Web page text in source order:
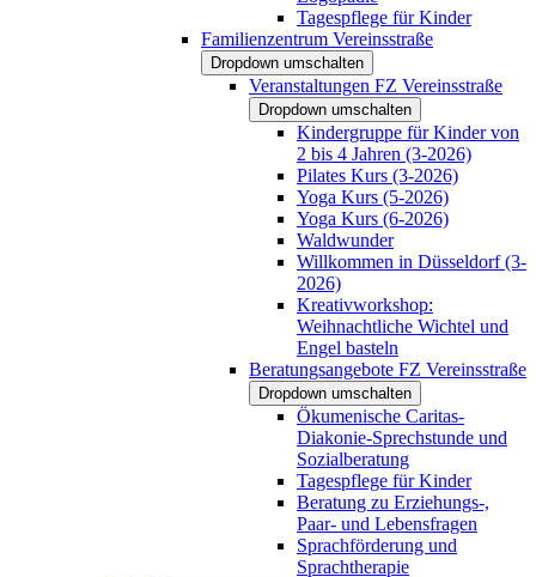
Tagespflege für Kinder
Familienzentrum Vereinsstraße
Dropdown umschalten
Veranstaltungen FZ Vereinsstraße
Dropdown umschalten
Kindergruppe für Kinder von
2 bis 4 Jahren (3-2026)
Pilates Kurs (3-2026)
Yoga Kurs (5-2026)
Yoga Kurs (6-2026)
Waldwunder
Willkommen in Düsseldorf (3-
2026)
Kreativworkshop:
Weihnachtliche Wichtel und
Engel basteln
Beratungsangebote FZ Vereinsstraße
Dropdown umschalten
Ökumenische Caritas-
Diakonie-Sprechstunde und
Sozialberatung
Tagespflege für Kinder
Beratung zu Erziehungs-,
Paar- und Lebensfragen
Sprachförderung und
Sprachtherapie